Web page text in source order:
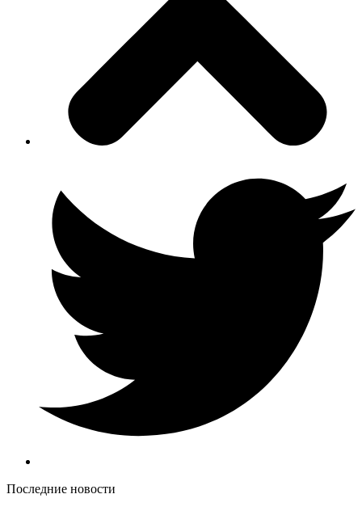
Последние новости